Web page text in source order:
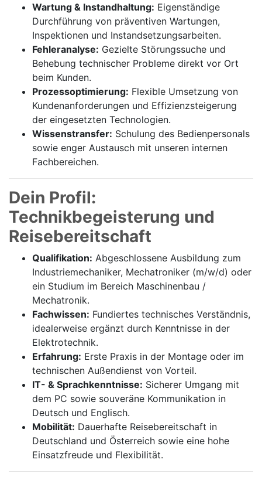
Wartung & Instandhaltung: Eigenständige
Durchführung von präventiven Wartungen,
Inspektionen und Instandsetzungsarbeiten.
Fehleranalyse: Gezielte Störungssuche und
Behebung technischer Probleme direkt vor Ort
beim Kunden.
Prozessoptimierung: Flexible Umsetzung von
Kundenanforderungen und Effizienzsteigerung
der eingesetzten Technologien.
Wissenstransfer: Schulung des Bedienpersonals
sowie enger Austausch mit unseren internen
Fachbereichen.
Dein Profil:
Technikbegeisterung und
Reisebereitschaft
Qualifikation: Abgeschlossene Ausbildung zum
Industriemechaniker, Mechatroniker (m/w/d) oder
ein Studium im Bereich Maschinenbau /
Mechatronik.
Fachwissen: Fundiertes technisches Verständnis,
idealerweise ergänzt durch Kenntnisse in der
Elektrotechnik.
Erfahrung: Erste Praxis in der Montage oder im
technischen Außendienst von Vorteil.
IT- & Sprachkenntnisse: Sicherer Umgang mit
dem PC sowie souveräne Kommunikation in
Deutsch und Englisch.
Mobilität: Dauerhafte Reisebereitschaft in
Deutschland und Österreich sowie eine hohe
Einsatzfreude und Flexibilität.